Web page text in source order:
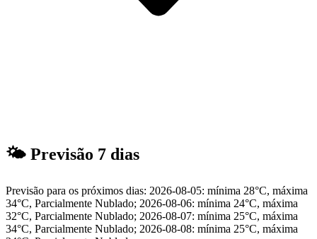
🌤 Previsão 7 dias
Previsão para os próximos dias: 2026-08-05: mínima 28°C, máxima
34°C, Parcialmente Nublado; 2026-08-06: mínima 24°C, máxima
32°C, Parcialmente Nublado; 2026-08-07: mínima 25°C, máxima
34°C, Parcialmente Nublado; 2026-08-08: mínima 25°C, máxima